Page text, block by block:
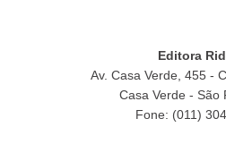
Editora
Av. Casa Verde, 455 -
Casa Verde - São
Fone: (011)